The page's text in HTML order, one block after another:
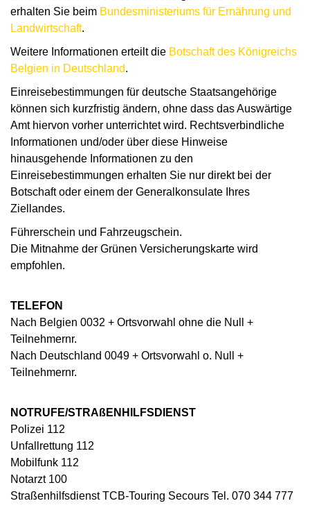
erhalten Sie beim Bundesministeriums für Ernährung und
Landwirtschaft.
Weitere Informationen erteilt die Botschaft des Königreichs
Belgien in Deutschland.
Einreisebestimmungen für deutsche Staatsangehörige
können sich kurzfristig ändern, ohne dass das Auswärtige
Amt hiervon vorher unterrichtet wird. Rechtsverbindliche
Informationen und/oder über diese Hinweise
hinausgehende Informationen zu den
Einreisebestimmungen erhalten Sie nur direkt bei der
Botschaft oder einem der Generalkonsulate Ihres
Ziellandes.
Führerschein und Fahrzeugschein.
Die Mitnahme der Grünen Versicherungskarte wird
empfohlen.
TELEFON
Nach Belgien 0032 + Ortsvorwahl ohne die Null +
Teilnehmernr.
Nach Deutschland 0049 + Ortsvorwahl o. Null +
Teilnehmernr.
NOTRUFE/STRAßENHILFSDIENST
Polizei 112
Unfallrettung 112
Mobilfunk 112
Notarzt 100
Straßenhilfsdienst TCB-Touring Secours Tel. 070 344 777